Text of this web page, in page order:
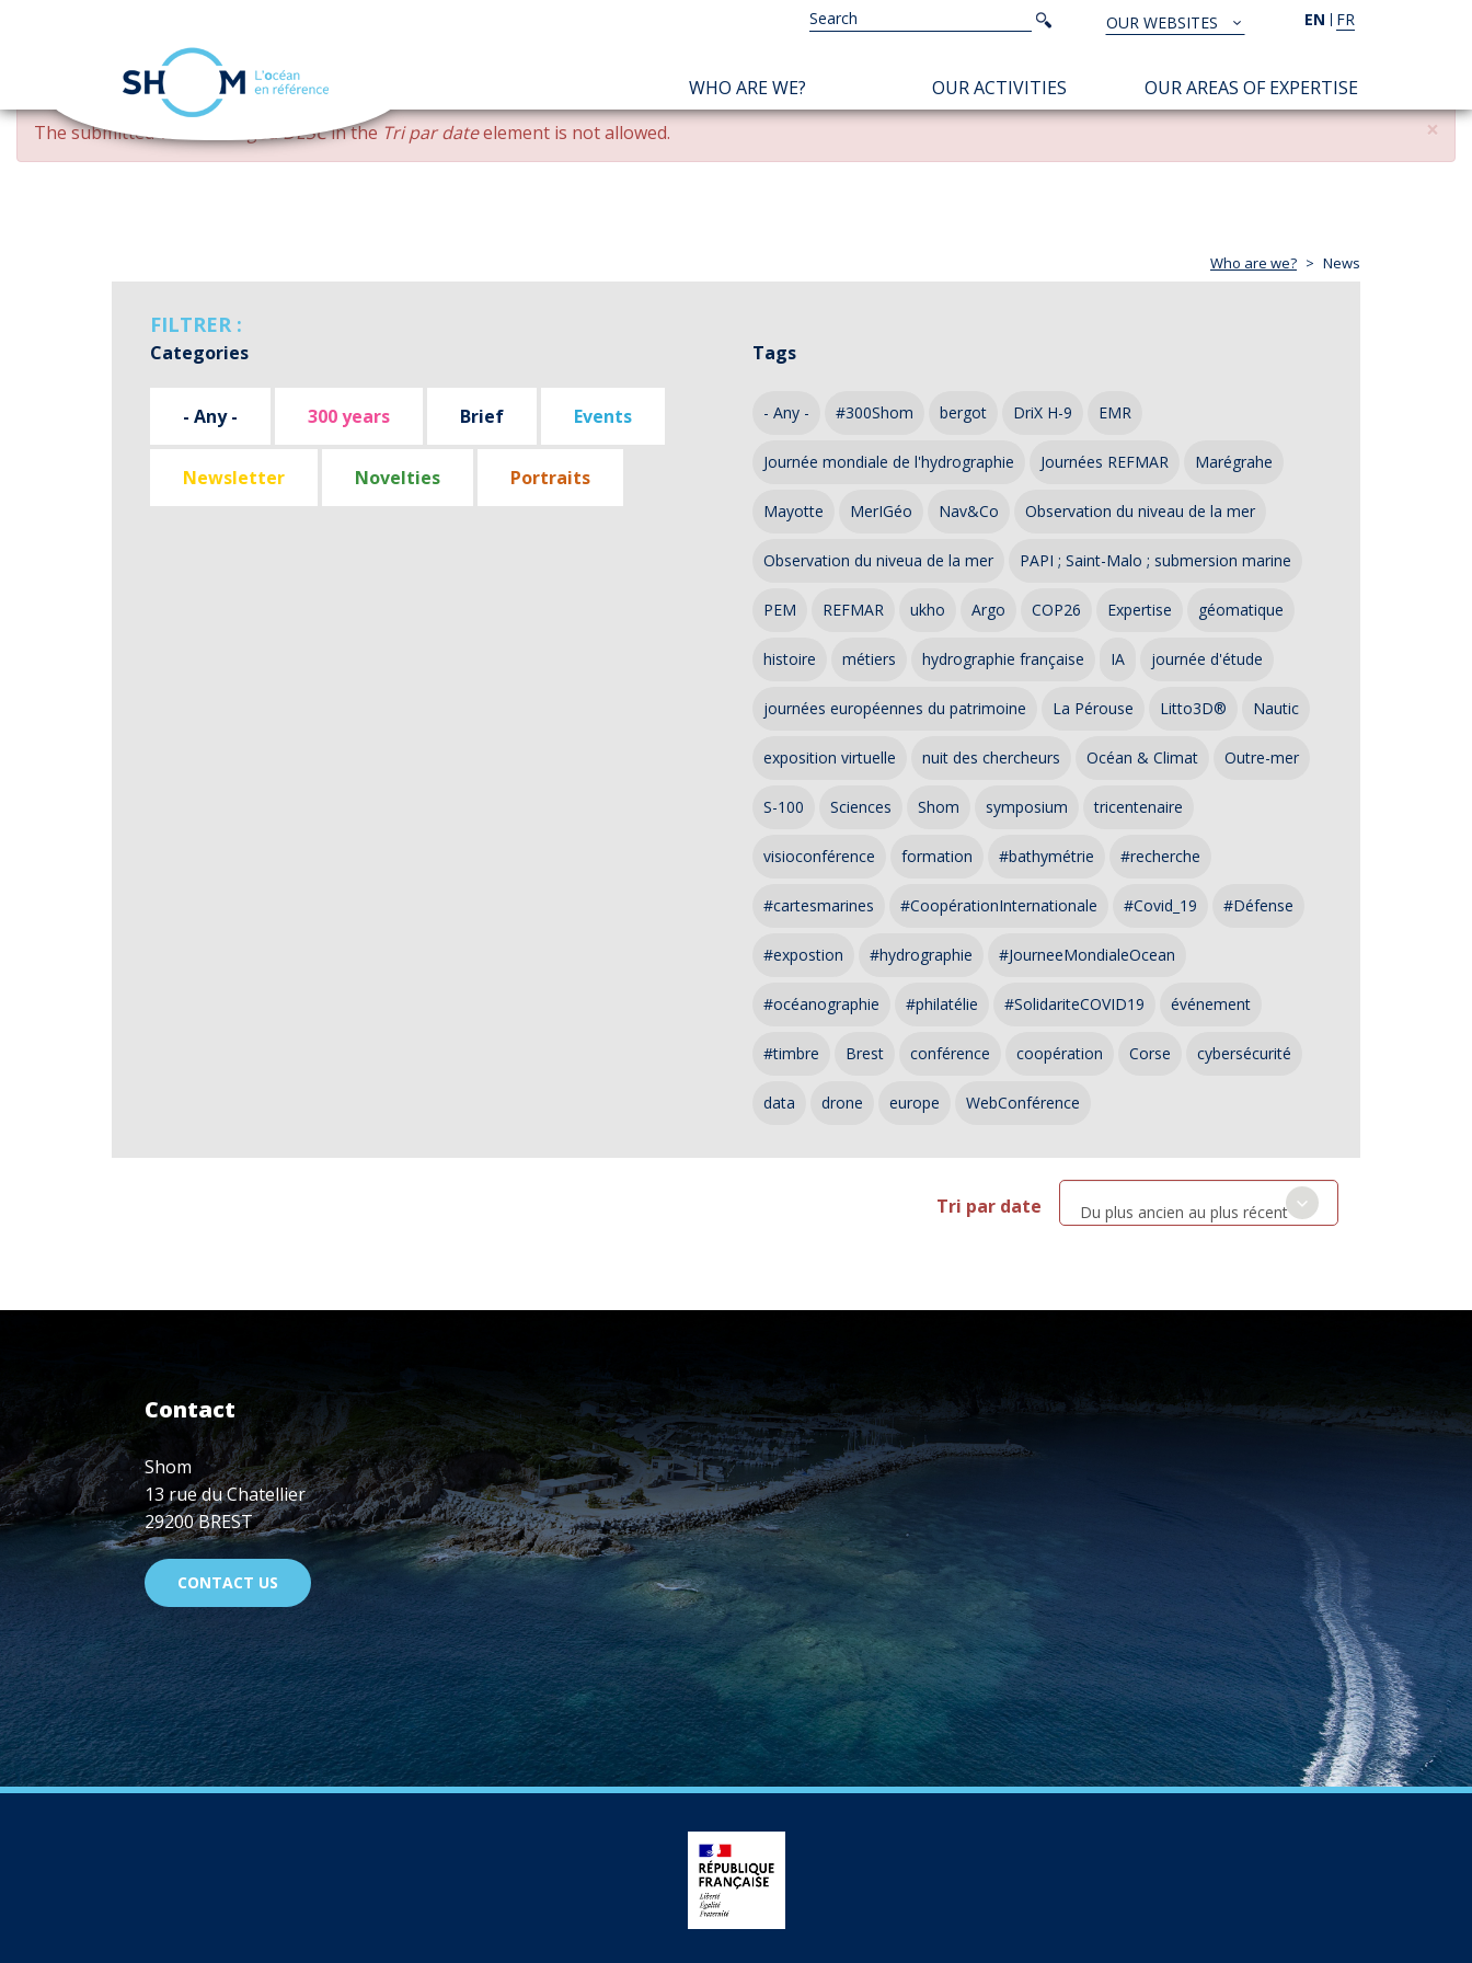
Skip
main
EN FR
TOUS
NOS
SITES
OUR WEBSITES
Search
Search
NAVIGATION
PRINCIPALE
WHO ARE WE? OUR ACTIVITIES OUR AREAS OF EXPERTISE
×
ERROR
MESSAGE
The submitted value changed DESCin theTri par dateelement is not allowed.
Who are we? News
FILTRER :
Categories
- Any - 300 years Brief Events
Newsletter Novelties Portraits
Tags
- Any - #300Shom bergot DriX H-9 EMR
Journée mondiale de l'hydrographie Journées REFMAR Marégrahe
Mayotte MerIGéo Nav&Co Observation du niveau de la mer
Observation du niveua de la mer PAPI ; Saint-Malo ; submersion marine
PEM REFMAR ukho Argo COP26 Expertise géomatique
histoire métiers hydrographie française IA journée d'étude
journées européennes du patrimoine La Pérouse Litto3D® Nautic
exposition virtuelle nuit des chercheurs Océan & Climat Outre-mer
S-100 Sciences Shom symposium tricentenaire
visioconférence formation #bathymétrie #recherche
#cartesmarines #CoopérationInternationale #Covid_19 #Défense
#expostion #hydrographie #JourneeMondialeOcean
#océanographie #philatélie #SolidariteCOVID19 événement
#timbre Brest conférence coopération Corse cybersécurité
data drone europe WebConférence
Tri par date Du plus ancien au plus récent
Contact
Shom
13 rue du Chatellier
29200 BREST
CONTACT US